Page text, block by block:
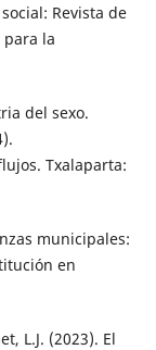
Revista de
para la
del sexo.
Txalaparta:
municipales:
en
L.J. (2023). El